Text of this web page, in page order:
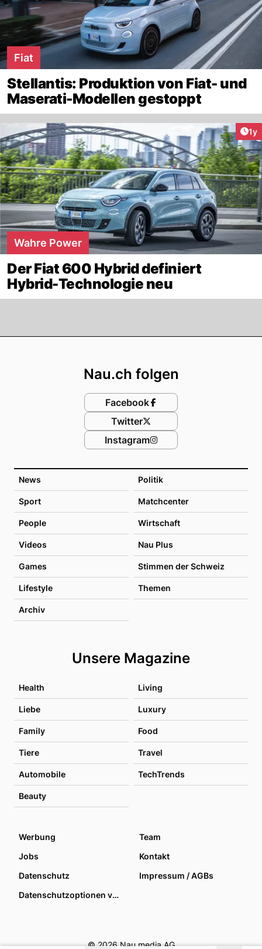
Fiat
Stellantis: Produktion von Fiat- und
Maserati-Modellen gestoppt
1y
Wahre Power
Der Fiat 600 Hybrid definiert
Hybrid-Technologie neu
News Politik
Sport Matchcenter
People Wirtschaft
Videos Nau Plus
Games Stimmen der Schweiz
Lifestyle Themen
Archiv
Unsere Magazine
Health Living
Liebe Luxury
Family Food
Tiere Travel
Automobile TechTrends
Beauty
Nau.ch folgen
Facebook
Twitter
Instagram
Werbung
Team
Jobs
Kontakt
Datenschutz
Impressum / AGBs
Datenschutzoptionen verwalten
© 2026 Nau media AG